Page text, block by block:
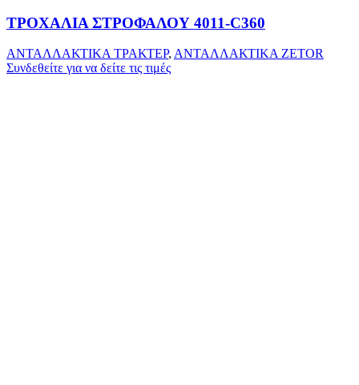
ΤΡΟΧΑΛΙΑ ΣΤΡΟΦΑΛΟΥ 4011-C360
ΑΝΤΑΛΛΑΚΤΙΚΑ ΤΡΑΚΤΕΡ, ΑΝΤΑΛΛΑΚΤΙΚΑ ZETOR
Συνδεθείτε για να δείτε τις τιμές